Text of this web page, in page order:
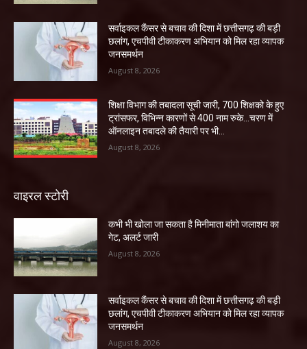
सर्वाइकल कैंसर से बचाव की दिशा में छत्तीसगढ़ की बड़ी
छलांग, एचपीवी टीकाकरण अभियान को मिल रहा व्यापक
जनसमर्थन
August 8, 2026
शिक्षा विभाग की तबादला सूची जारी, 700 शिक्षको के हुए
ट्रांसफर, विभिन्न कारणों से 400 नाम रुके…चरण में
ऑनलाइन तबादले की तैयारी पर भी...
August 8, 2026
वाइरल स्टोरी
कभी भी खोला जा सकता है मिनीमाता बांगो जलाशय का
गेट, अलर्ट जारी
August 8, 2026
सर्वाइकल कैंसर से बचाव की दिशा में छत्तीसगढ़ की बड़ी
छलांग, एचपीवी टीकाकरण अभियान को मिल रहा व्यापक
जनसमर्थन
August 8, 2026